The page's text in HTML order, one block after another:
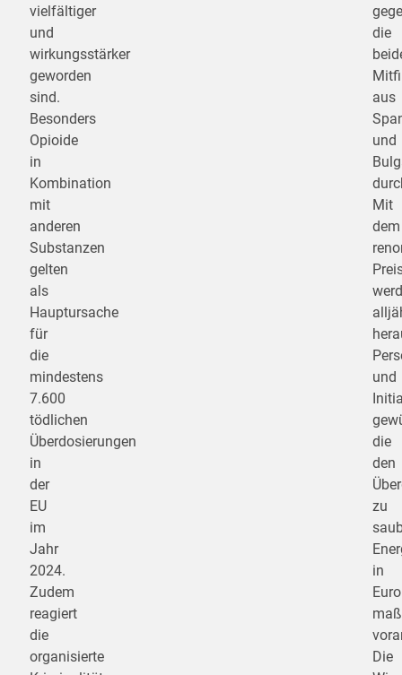
vielfältiger
und
wirkungsstärker
geworden
sind.
Besonders
Opioide
in
Kombination
mit
anderen
Substanzen
gelten
als
Hauptursache
für
die
mindestens
7.600
tödlichen
Überdosierungen
in
der
EU
im
Jahr
2024.
Zudem
reagiert
die
organisierte
die
aus
und
Mit
dem
und
die
den
zu
in
Die